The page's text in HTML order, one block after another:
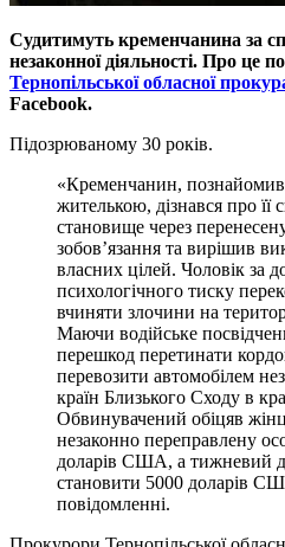
Судитимуть кременчанина за
незаконної діяльності. Про це
Тернопільської обласної
Facebook.
Підозрюваному 30 років.
«Кременчанин,
жителькою, дізнався про її
становище через
зобов’язання та вирішив
власних цілей. Чоловік за
психологічного тиску
вчиняти злочини на
Маючи водійське
перешкод перетинати
перевозити автомобілем
країн Близького Сходу в
Обвинувачений обіцяв
незаконно переправлену
доларів США, а тижневий
становити 5000 доларів
повідомленні.